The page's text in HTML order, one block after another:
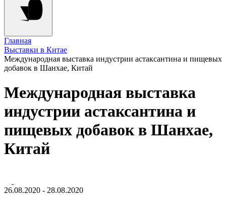
Главная
Выставки в Китае
Международная выставка индустрии астаксантина и пищевых
добавок в Шанхае, Китай
Международная выставка
индустрии астаксантина и
пищевых добавок в Шанхае,
Китай
26.08.2020 - 28.08.2020